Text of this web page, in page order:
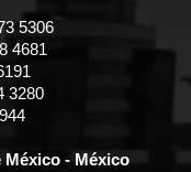
5306
4681
3280
México - México